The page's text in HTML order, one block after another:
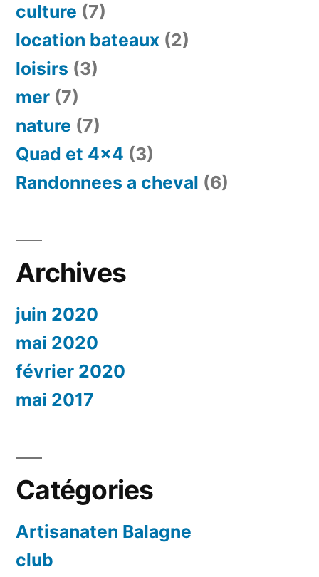
culture (7)
location bateaux (2)
loisirs (3)
mer (7)
nature (7)
Quad et 4×4 (3)
Randonnees a cheval (6)
Archives
juin 2020
mai 2020
février 2020
mai 2017
Catégories
Artisanaten Balagne
club